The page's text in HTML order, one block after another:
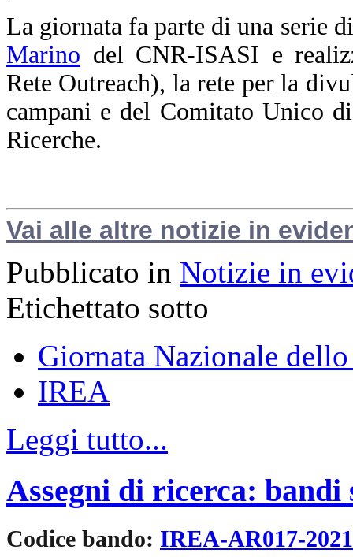
La giornata fa parte di una serie
Marino del CNR-ISASI e
Rete Outreach), la rete per la
campani e del Comitato Unico
Ricerche.
Vai alle altre notizie in
Pubblicato in Notizie in
Etichettato sotto
Giornata Nazionale
IREA
Leggi tutto...
Assegni di ricerca: bandi
Codice bando: IREA-AR017-